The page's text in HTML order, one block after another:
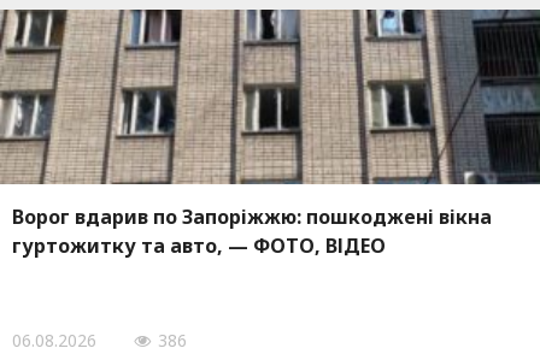
Ворог вдарив по Запоріжжю: пошкоджені вікна
гуртожитку та авто, — ФОТО, ВІДЕО
06.08.2026 386